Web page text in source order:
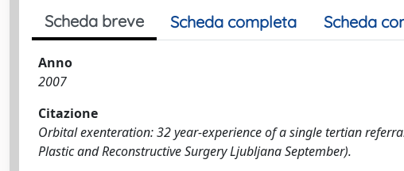
Scheda breve Scheda completa Scheda
Anno
2007
Citazione
Orbital exenteration: 32 year-experience of a single tertian
Plastic and Reconstructive Surgery Ljubljana September).